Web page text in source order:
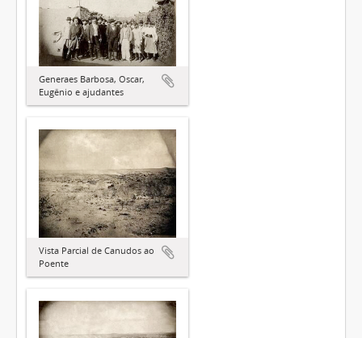
Generaes Barbosa, Oscar,
Eugênio e ajudantes
Vista Parcial de Canudos ao
Poente